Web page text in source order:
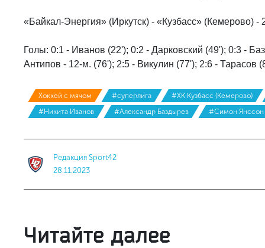
«Байкал-Энергия» (Иркутск) - «Кузбасс» (Кемерово) -
Голы: 0:1 - Иванов (22'); 0:2 - Дарковский (49'); 0:3 -
Антипов - 12-м. (76'); 2:5 - Викулин (77'); 2:6 - Тарасов
Хоккей с мячом #суперлига #ХК Кузбасс (Кемерово)
#Никита Иванов
#Александр Баздырев #Симон Янссон
Редакция Sport42
28.11.2023
Читайте далее